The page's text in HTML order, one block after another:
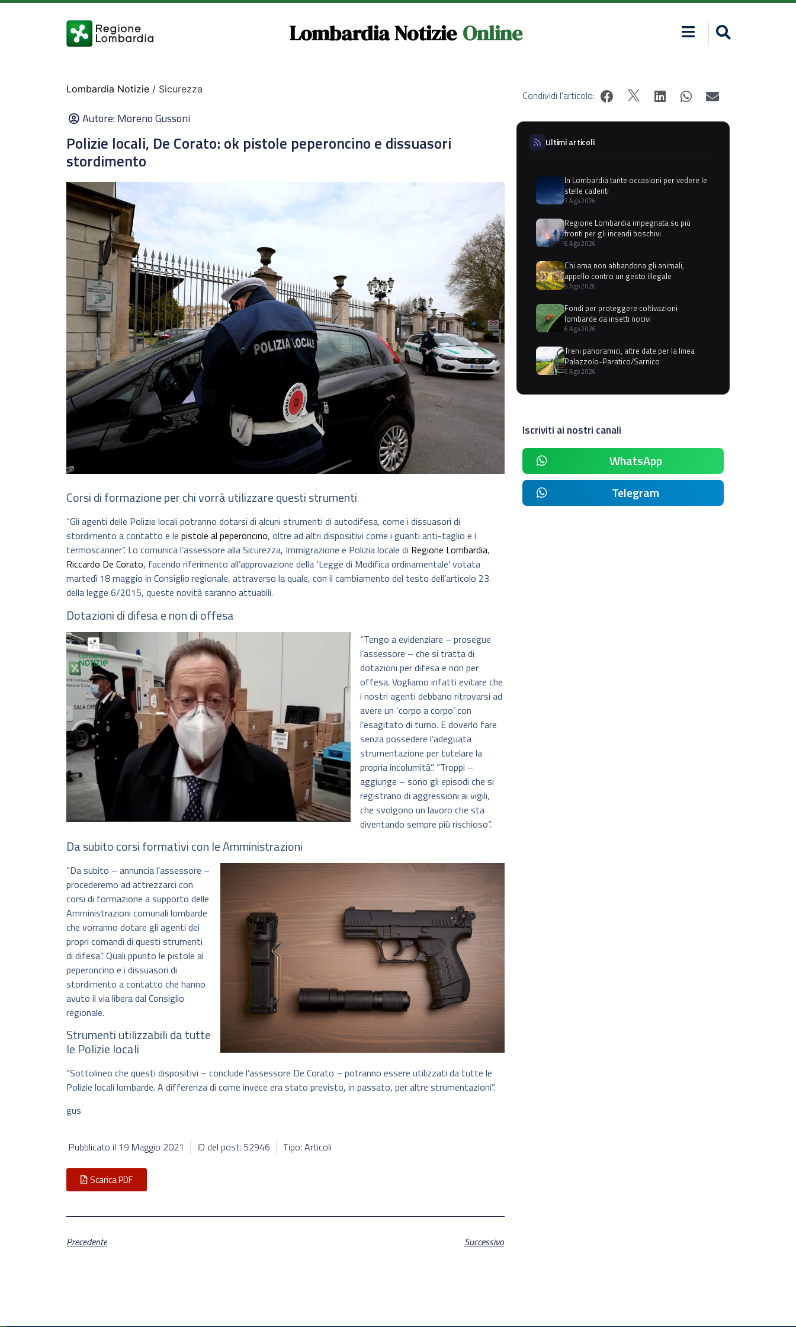
Lombardia Notizie Online
Lombardia Notizie / Sicurezza
Autore:Moreno Gussoni
Polizie locali, De Corato: ok pistole peperoncino e dissuasori
stordimento
Corsi di formazione per chi vorrà utilizzare questi strumenti
“Gli agenti delle Polizie locali potranno dotarsi di alcuni strumenti di autodifesa, come i dissuasori di
stordimento a contatto e le pistole al peperoncino, oltre ad altri dispositivi come i guanti anti-taglio e i
termoscanner”. Lo comunica l’assessore alla Sicurezza, Immigrazione e Polizia locale di Regione Lombardia,
Riccardo De Corato, facendo riferimento all’approvazione della ‘Legge di Modifica ordinamentale’ votata
martedì 18 maggio in Consiglio regionale, attraverso la quale, con il cambiamento del testo dell’articolo 23
della legge 6/2015, queste novità saranno attuabili.
Dotazioni di difesa e non di offesa
“Tengo a evidenziare – prosegue
l’assessore – che si tratta di
dotazioni per difesa e non per
offesa. Vogliamo infatti evitare che
i nostri agenti debbano ritrovarsi ad
avere un ‘corpo a corpo’ con
l’esagitato di turno. E doverlo fare
senza possedere l’adeguata
strumentazione per tutelare la
propria incolumità”. “Troppi –
aggiunge – sono gli episodi che si
registrano di aggressioni ai vigili,
che svolgono un lavoro che sta
diventando sempre più rischioso”.
Da subito corsi formativi con le Amministrazioni
“Da subito – annuncia l’assessore –
procederemo ad attrezzarci con
corsi di formazione a supporto delle
Amministrazioni comunali lombarde
che vorranno dotare gli agenti dei
propri comandi di questi strumenti
di difesa”. Quali ppunto le pistole al
peperoncino e i dissuasori di
stordimento a contatto che hanno
avuto il via libera dal Consiglio
regionale.
Strumenti utilizzabili da tutte
le Polizie locali
“Sottolineo che questi dispositivi – conclude l’assessore De Corato – potranno essere utilizzati da tutte le
Polizie locali lombarde. A differenza di come invece era stato previsto, in passato, per altre strumentazioni”.
gus
Pubblicato il 19 Maggio 2021 ID del post: 52946 Tipo: Articoli
Scarica PDF
Precedente Successivo
Condividi l'articolo:
Ultimi articoli
In Lombardia tante occasioni per vedere le
stelle cadenti
7 Ago 2026
Regione Lombardia impegnata su più
fronti per gli incendi boschivi
6 Ago 2026
Chi ama non abbandona gli animali,
appello contro un gesto illegale
6 Ago 2026
Fondi per proteggere coltivazioni
lombarde da insetti nocivi
6 Ago 2026
Treni panoramici, altre date per la linea
Palazzolo-Paratico/Sarnico
6 Ago 2026
Iscriviti ai nostri canali
WhatsApp
Telegram